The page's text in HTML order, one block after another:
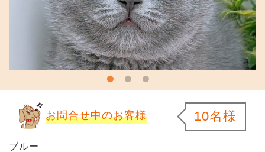
お問合せ中のお客様 10名様
ブルー